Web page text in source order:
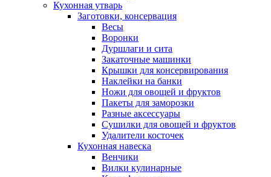
Кухонная утварь
Заготовки, консервация
Весы
Воронки
Дуршлаги и сита
Закаточные машинки
Крышки для консервирования
Наклейки на банки
Ножи для овощей и фруктов
Пакеты для заморозки
Разные аксессуары
Сушилки для овощей и фруктов
Удалители косточек
Кухонная навеска
Венчики
Вилки кулинарные